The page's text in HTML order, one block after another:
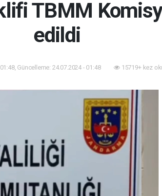
TBMM
edildi
Güncelleme: 24.07.2024 - 01:48 15719+ kez